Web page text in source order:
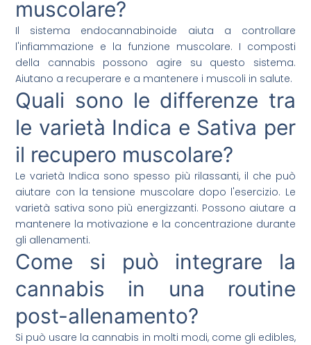
muscolare?
Il sistema endocannabinoide aiuta a controllare
l'infiammazione e la funzione muscolare. I composti
della cannabis possono agire su questo sistema.
Aiutano a recuperare e a mantenere i muscoli in salute.
Quali sono le differenze tra
le varietà Indica e Sativa per
il recupero muscolare?
Le varietà Indica sono spesso più rilassanti, il che può
aiutare con la tensione muscolare dopo l'esercizio. Le
varietà sativa sono più energizzanti. Possono aiutare a
mantenere la motivazione e la concentrazione durante
gli allenamenti.
Come si può integrare la
cannabis in una routine
post-allenamento?
Si può usare la cannabis in molti modi, come gli edibles,